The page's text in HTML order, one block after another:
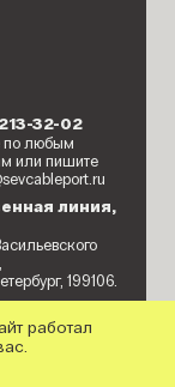
32-02
по любым
или пишите
линия,
199106.
работал